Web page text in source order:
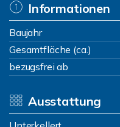
Informationen
Baujahr
Gesamtfläche (ca.)
bezugsfrei ab
Ausstattung